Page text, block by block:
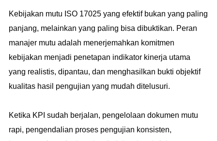
Kebijakan mutu ISO 17025 yang efektif bukan yang paling
panjang, melainkan yang paling bisa dibuktikan. Peran
manajer mutu adalah menerjemahkan komitmen
kebijakan menjadi penetapan indikator kinerja utama
yang realistis, dipantau, dan menghasilkan bukti objektif
kualitas hasil pengujian yang mudah ditelusuri.
Ketika KPI sudah berjalan, pengelolaan dokumen mutu
rapi, pengendalian proses pengujian konsisten,